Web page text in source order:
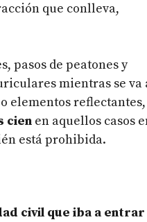
que conlleva,
pasos de peatones y
mientras se va
elementos reflectantes,
cien en aquellos casos
está prohibida.
civil que iba a entrar